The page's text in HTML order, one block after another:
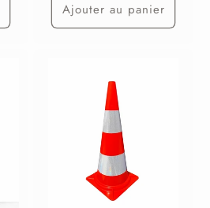
Ajouter au panier